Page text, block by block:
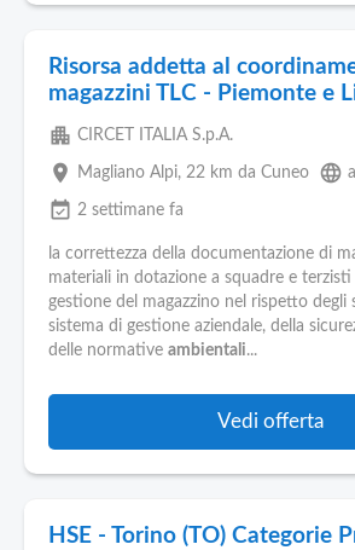
Risorsa addetta al
magazzini TLC - Piemonte e
apartment CIRCET ITALIA S.p.A.
place Magliano Alpi, 22 km da Cuneo language
event_available 2 settimane fa
la correttezza della documentazione di
materiali in dotazione a squadre e terzisti
gestione del magazzino nel rispetto degli
sistema di gestione aziendale, della
delle normative ambientali...
Vedi offerta
HSE - Torino (TO) Categorie